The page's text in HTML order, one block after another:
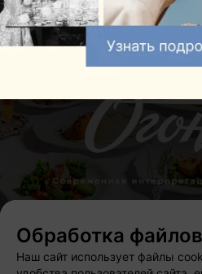
Обработка
Наш сайт использует файлы